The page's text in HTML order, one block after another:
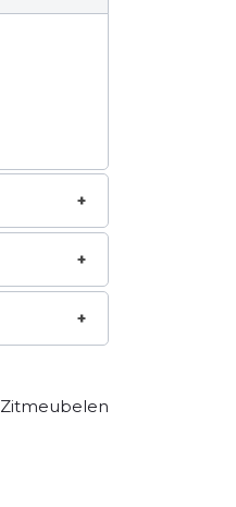
Zitmeubelen